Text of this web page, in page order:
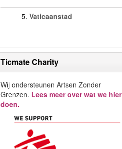
5. Vaticaanstad
Ticmate Charity
Wij ondersteunen Artsen Zonder
Grenzen. Lees meer over wat we hier
doen.